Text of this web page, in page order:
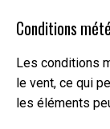
Conditions
Les conditions
le vent, ce qui
les éléments